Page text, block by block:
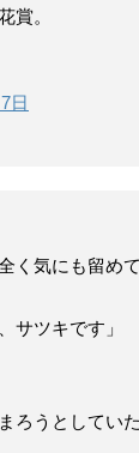
賞。
日
く気にも留め
サツキです」
ろうとしてい